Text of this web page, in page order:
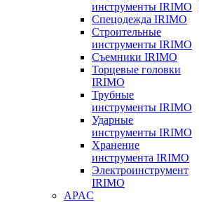
инструменты IRIMO
Спецодежда IRIMO
Строительные
инструменты IRIMO
Съемники IRIMO
Торцевые головки
IRIMO
Трубные
инструменты IRIMO
Ударные
инструменты IRIMO
Хранение
инструмента IRIMO
Электроинструмент
IRIMO
APAC